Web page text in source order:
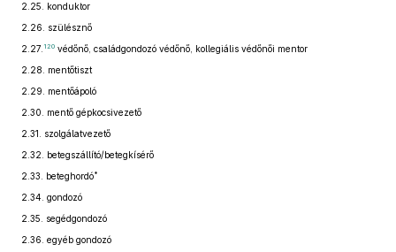
2.25.
konduktor
2.26.
szülésznő
2.27. 120 védőnő, családgondozó védőnő, kollegiális védőnői mentor
2.28.
mentőtiszt
2.29.
mentőápoló
2.30.
mentő gépkocsivezető
2.31.
szolgálatvezető
2.32.
betegszállító/betegkísérő
2.33.
beteghordó*
2.34. gondozó
2.35.
segédgondozó
2.36. egyéb gondozó